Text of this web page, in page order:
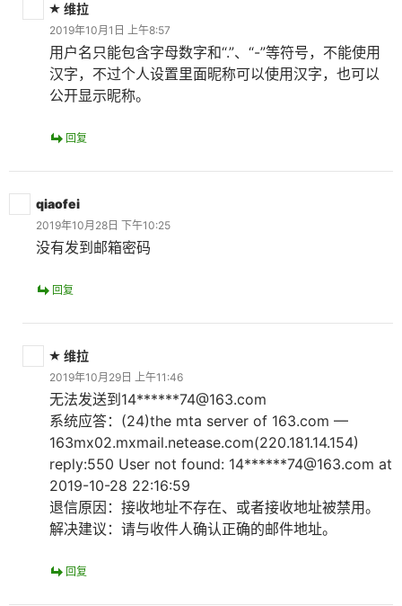
维拉
2019年10月1日 上午8:57
用户名只能包含字母数字和“.”、“-”等符号，不能使用
汉字，不过个人设置里面昵称可以使用汉字，也可以
公开显示昵称。
回复
qiaofei
2019年10月28日 下午10:25
没有发到邮箱密码
回复
维拉
2019年10月29日 上午11:46
无法发送到14******74@163.com
系统应答：(24)the mta server of 163.com —
163mx02.mxmail.netease.com(220.181.14.154)
reply:550 User not found: 14******74@163.com at
2019-10-28 22:16:59
退信原因：接收地址不存在、或者接收地址被禁用。
解决建议：请与收件人确认正确的邮件地址。
回复